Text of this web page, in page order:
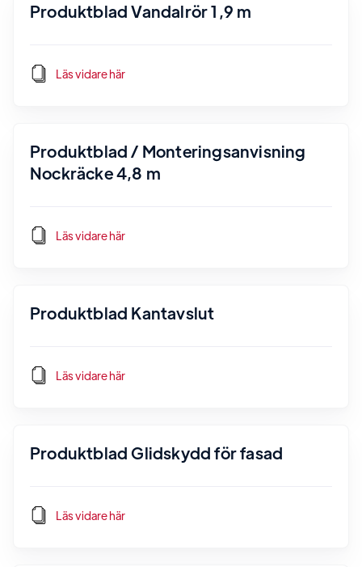
Produktblad Vandalrör 1,9 m
Läs vidare här
Produktblad / Monteringsanvisning
Nockräcke 4,8 m
Läs vidare här
Produktblad Kantavslut
Läs vidare här
Produktblad Glidskydd för fasad
Läs vidare här